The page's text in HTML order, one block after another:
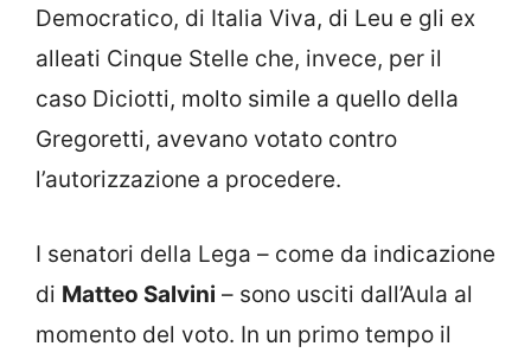
Democratico, di Italia Viva, di Leu e gli ex
alleati Cinque Stelle che, invece, per il
caso Diciotti, molto simile a quello della
Gregoretti, avevano votato contro
l’autorizzazione a procedere.
I senatori della Lega – come da indicazione
di Matteo Salvini – sono usciti dall’Aula al
momento del voto. In un primo tempo il